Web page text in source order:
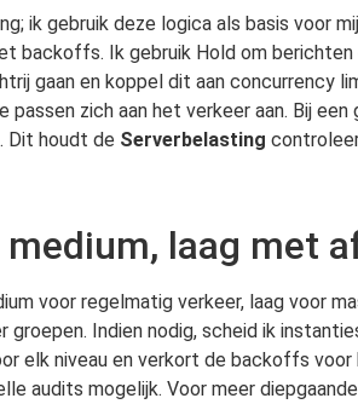
ik gebruik deze logica als basis voor
Ik gebruik Hold om
gaan en koppel dit aan concurrency
zich aan het verkeer aan. Bij
Dit houdt de Serverbelasting
laag met
voor regelmatig verkeer, laag voor
Indien nodig, scheid ik
elk niveau en verkort de backoffs
audits mogelijk. Voor meer